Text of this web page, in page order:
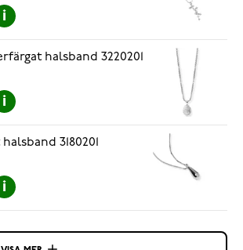
halsband 3220201
3180201